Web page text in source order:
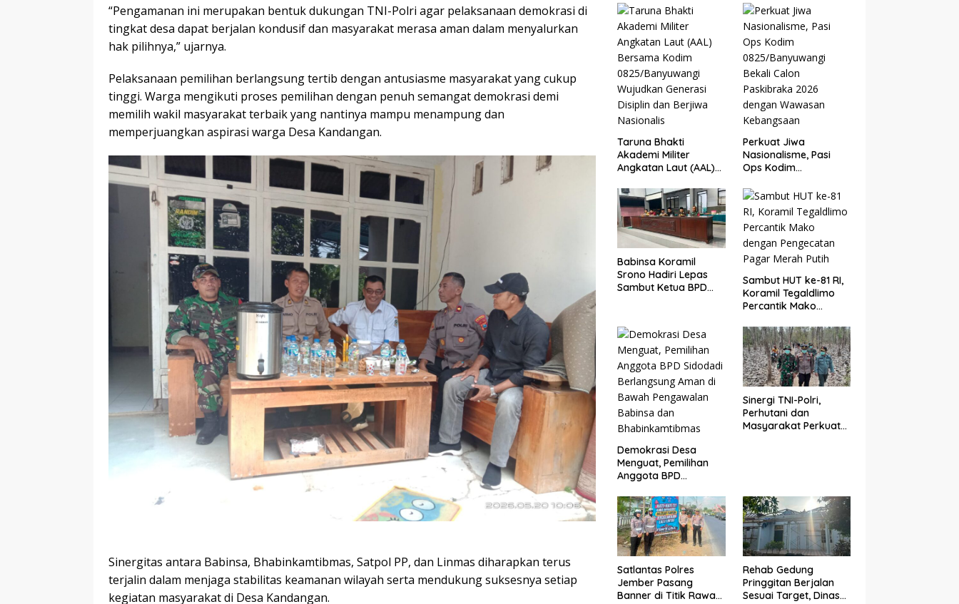
“Pengamanan ini merupakan bentuk dukungan TNI-Polri agar pelaksanaan demokrasi di
tingkat desa dapat berjalan kondusif dan masyarakat merasa aman dalam menyalurkan
hak pilihnya,” ujarnya.
Pelaksanaan pemilihan berlangsung tertib dengan antusiasme masyarakat yang cukup
tinggi. Warga mengikuti proses pemilihan dengan penuh semangat demokrasi demi
memilih wakil masyarakat terbaik yang nantinya mampu menampung dan
memperjuangkan aspirasi warga Desa Kandangan.
Sinergitas antara Babinsa, Bhabinkamtibmas, Satpol PP, dan Linmas diharapkan terus
terjalin dalam menjaga stabilitas keamanan wilayah serta mendukung suksesnya setiap
kegiatan masyarakat di Desa Kandangan.
Besuk Kejayan,
Permudah Layanan
Kesehatan Santri
Taruna Bhakti
Akademi Militer
Angkatan Laut (AAL)
0825/Banyuwangi
Wujudkan Generasi
Disiplin dan Berjiwa
Nasionalis
Perkuat Jiwa
Nasionalisme, Pasi
Ops Kodim
Bekali Calon
Paskibraka 2026
dengan Wawasan
Kebangsaan
Babinsa Koramil
Srono Hadiri Lepas
Sambut Ketua BPD
Membangun Desa
Sambut HUT ke-81 RI,
Koramil Tegaldlimo
Percantik Mako
Pagar Merah Putih
Demokrasi Desa
Menguat, Pemilihan
Anggota BPD
Aman di Bawah
Pengawalan Babinsa
dan
Bhabinkamtibmas
Sinergi TNI-Polri,
Perhutani dan
Masyarakat Perkuat
Satlantas Polres
Jember Pasang
Banner di Titik Rawan
Rehab Gedung
Pringgitan Berjalan
Sesuai Target, Dinas